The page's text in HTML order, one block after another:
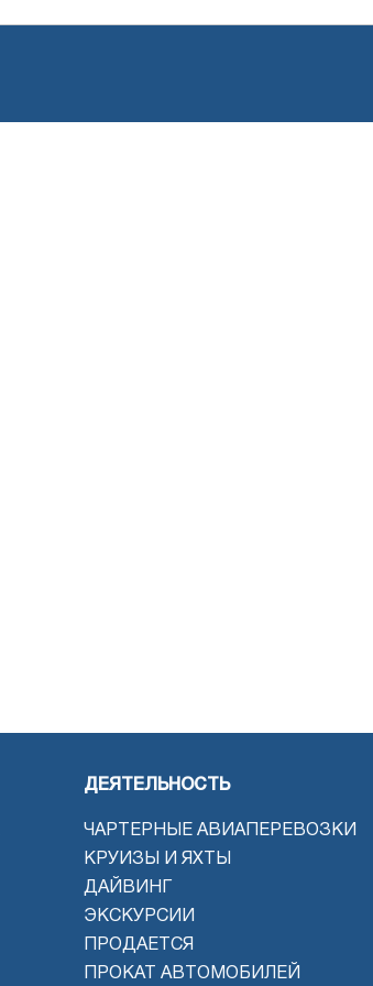
ДЕЯТЕЛЬНОСТЬ
ЧАРТЕРНЫЕ АВИАПЕРЕВОЗКИ
КРУИЗЫ И ЯХТЫ
ДАЙВИНГ
ЭКСКУРСИИ
ПРОДАЕТСЯ
ПРОКАТ АВТОМОБИЛЕЙ